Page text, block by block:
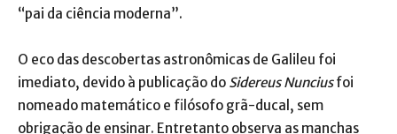
“pai da ciência moderna”.
O eco das descobertas astronômicas de Galileu foi
imediato, devido à publicação do Sidereus Nunciusfoi
nomeado matemático e filósofo grã-ducal, sem
obrigação de ensinar. Entretanto observa as manchas